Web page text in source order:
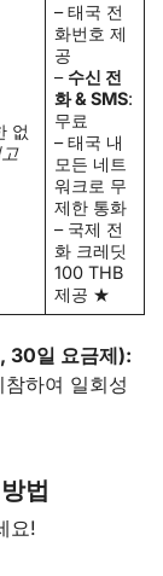
없
– 태국 전
화번호 제
공
– 수신 전
화 & SMS:
무료
– 태국 내
모든 네트
워크로 무
제한 통화
– 국제 전
화 크레딧
100 THB
제공 ★
30일 요금제):
하여 일회성
법
요!